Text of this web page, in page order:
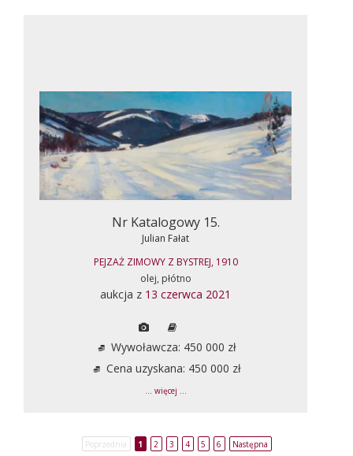
Nr Katalogowy 15.
Julian Fałat
PEJZAŻ ZIMOWY Z BYSTREJ, 1910
olej, płótno
aukcja z 13 czerwca 2021
Wywoławcza: 450 000 zł
Cena uzyskana: 450 000 zł
... więcej ...
Poprzednia 1 2 3 4 5 6 Następna